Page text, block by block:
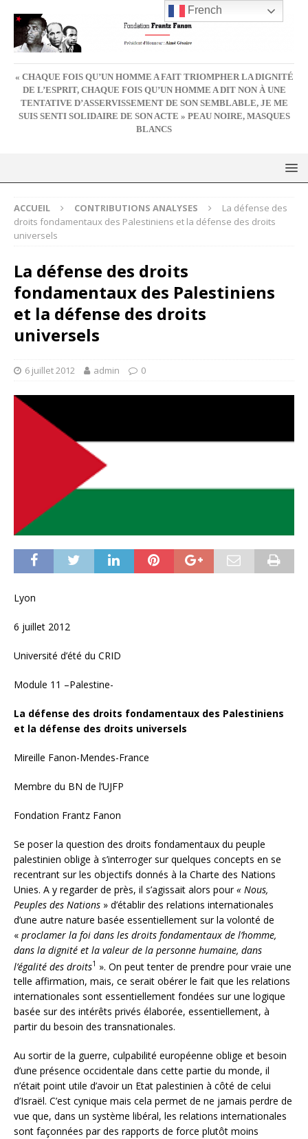
« CHAQUE FOIS QU’UN HOMME A FAIT TRIOMPHER LA DIGNITÉ
DE L’ESPRIT, CHAQUE FOIS QU’UN HOMME A DIT NON À UNE
TENTATIVE D’ASSERVISSEMENT DE SON SEMBLABLE, JE ME
SUIS SENTI SOLIDAIRE DE SON ACTE » PEAU NOIRE, MASQUES
BLANCS
ACCUEIL CONTRIBUTIONS ANALYSES
La défense des
droits fondamentaux des Palestiniens et la défense des droits
universels
La défense des droits
fondamentaux des Palestiniens
et la défense des droits
universels
6 juillet 2012 admin 0
Lyon
6 juillet 2012
Université d’été du CRID
Module 11 –Palestine-
La défense des droits fondamentaux des Palestiniens
et la défense des droits universels
Mireille Fanon-Mendes-France
Membre du BN de l’UJFP
Fondation Frantz Fanon
Se poser la question des droits fondamentaux du peuple
palestinien oblige à s’interroger sur quelques concepts en se
recentrant sur les objectifs donnés à la Charte des Nations
Unies. A y regarder de près, il s’agissait alors pour« Nous,
Peuples des Nations » d’établir des relations internationales
d’une autre nature basée essentiellement sur la volonté de
« proclamer la foi dans les droits fondamentaux de l’homme,
dans la dignité et la valeur de la personne humaine, dans
l’égalité des droits1 ». On peut tenter de prendre pour vraie une
telle affirmation, mais, ce serait obérer le fait que les relations
internationales sont essentiellement fondées sur une logique
basée sur des intérêts privés élaborée, essentiellement, à
partir du besoin des transnationales.
Au sortir de la guerre, culpabilité européenne oblige et besoin
d’une présence occidentale dans cette partie du monde, il
n’était point utile d’avoir un Etat palestinien à côté de celui
d’Israël. C’est cynique mais cela permet de ne jamais perdre de
vue que, dans un système libéral, les relations internationales
sont façonnées par des rapports de force plutôt moins
French